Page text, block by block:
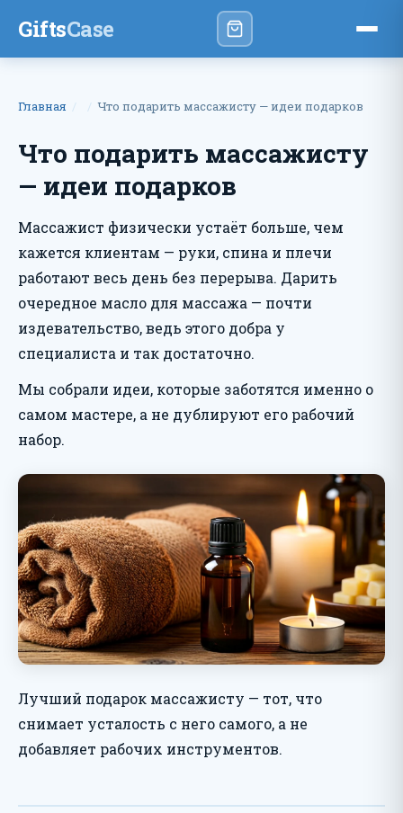
GiftsCase
Главная Что подарить массажисту — идеи подарков
Что подарить массажисту
— идеи подарков
Массажист физически устаёт больше, чем
кажется клиентам — руки, спина и плечи
работают весь день без перерыва. Дарить
очередное масло для массажа — почти
издевательство, ведь этого добра у
специалиста и так достаточно.
Мы собрали идеи, которые заботятся именно о
самом мастере, а не дублируют его рабочий
набор.
Лучший подарок массажисту — тот, что
снимает усталость с него самого, а не
добавляет рабочих инструментов.